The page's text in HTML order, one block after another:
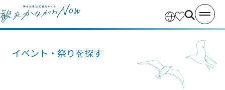
イベント・祭りを探す